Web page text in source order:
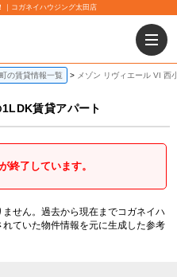
｜コガネイハウジング太田店
の賃貸情報一覧 メゾン リヴィエール VI 西
賃貸アパート
終了しています。
せん。過去から現在までコガネイハ
ていた物件情報を元に生成した参考